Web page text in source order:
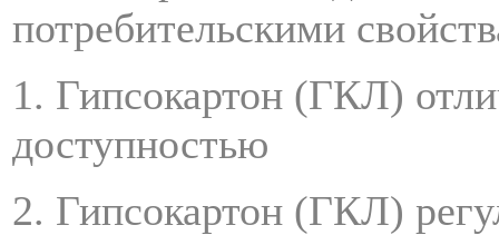
потребительскими
1. Гипсокартон (ГКЛ)
доступностью
2. Гипсокартон (ГКЛ)